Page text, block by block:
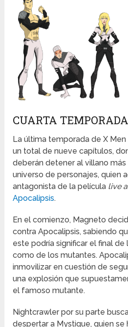
CUARTA TEMPORADA
La última temporada de X
un total de nueve capítulos,
deberán detener al villano
universo de personajes, quien
antagonista de la película live
Apocalipsis.
En el comienzo, Magneto
contra Apocalipsis, sabiendo
este podría significar el final
como de los mutantes.
inmovilizar en cuestión de
una explosión que
el famoso mutante.
Nightcrawler por su parte
despertar a Mystique, quien se